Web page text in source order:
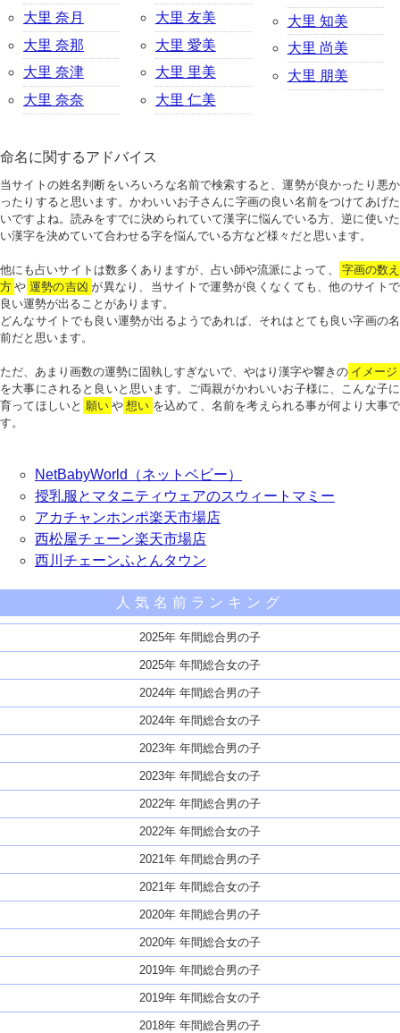
大里 奈月
大里 奈那
大里 奈津
大里 奈奈
大里 友美
大里 愛美
大里 里美
大里 仁美
大里 知美
大里 尚美
大里 朋美
命名に関するアドバイス
当サイトの姓名判断をいろいろな名前で検索すると、運勢が良かったり悪か
ったりすると思います。かわいいお子さんに字画の良い名前をつけてあげた
いですよね。読みをすでに決められていて漢字に悩んでいる方、逆に使いた
い漢字を決めていて合わせる字を悩んでいる方など様々だと思います。
他にも占いサイトは数多くありますが、占い師や流派によって、
字画の数え
方 や 運勢の吉凶 が異なり、当サイトで運勢が良くなくても、他のサイトで
良い運勢が出ることがあります。
どんなサイトでも良い運勢が出るようであれば、それはとても良い字画の名
前だと思います。
ただ、あまり画数の運勢に固執しすぎないで、やはり漢字や響きの イメージ
を大事にされると良いと思います。ご両親がかわいいお子様に、こんな子に
育ってほしいと 願い や 想い を込めて、名前を考えられる事が何より大事で
す。
NetBabyWorld（ネットベビー）
授乳服とマタニティウェアのスウィートマミー
アカチャンホンポ楽天市場店
西松屋チェーン楽天市場店
西川チェーンふとんタウン
人気名前ランキング
2025年 年間総合男の子
2025年 年間総合女の子
2024年 年間総合男の子
2024年 年間総合女の子
2023年 年間総合男の子
2023年 年間総合女の子
2022年 年間総合男の子
2022年 年間総合女の子
2021年 年間総合男の子
2021年 年間総合女の子
2020年 年間総合男の子
2020年 年間総合女の子
2019年 年間総合男の子
2019年 年間総合女の子
2018年 年間総合男の子